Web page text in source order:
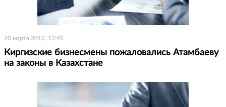
20 марта 2012, 12:45
Киргизские бизнесмены пожаловались Атамбаеву
на законы в Казахстане